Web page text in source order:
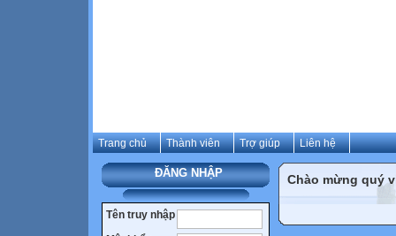
Trang chủ Thành viên Trợ giúp Liên hệ
ĐĂNG NHẬP
Tên truy nhập
Chào mừng quý